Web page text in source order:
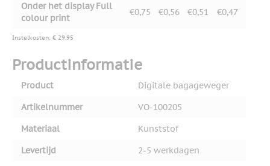
Onder het display Full
colour print
€0,75 €0,56 €0,51 €0,47
Instelkosten: € 29,95
Productinformatie
Product
Digitale bagageweger
Artikelnummer
VO-100205
Materiaal
Kunststof
Levertijd
2-5 werkdagen